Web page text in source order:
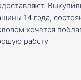
14 года,
хочется
работу